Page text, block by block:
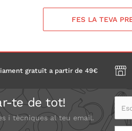
FES LA TEVA
gratuït a partir de 49€
te de tot!
i tècniques al teu email.